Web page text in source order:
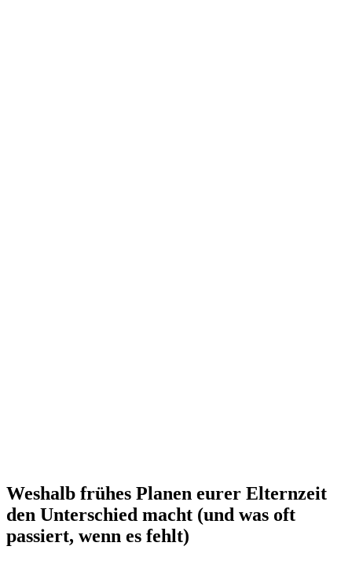
Weshalb frühes Planen eurer Elternzeit
den Unterschied macht (und was oft
passiert, wenn es fehlt)